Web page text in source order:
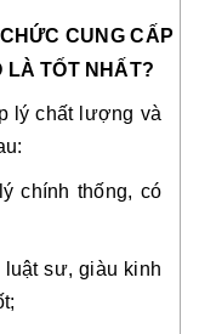
CUNG CẤP
LÀ TỐT NHẤT?
lý chất lượng và
chính thống, có
sư, giàu kinh